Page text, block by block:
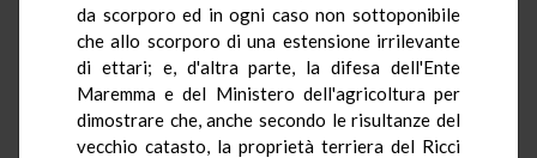
da scorporo ed in ogni caso non sottoponibile
che allo scorporo di una estensione irrilevante
di ettari; e, d'altra parte, la difesa dell'Ente
Maremma e del Ministero dell'agricoltura per
dimostrare che, anche secondo le risultanze del
vecchio catasto, la proprietà terriera del Ricci